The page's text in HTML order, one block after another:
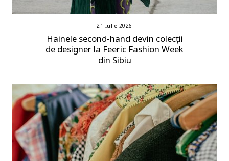
21 Iulie 2026
Hainele second-hand devin colecții
de designer la Feeric Fashion Week
din Sibiu